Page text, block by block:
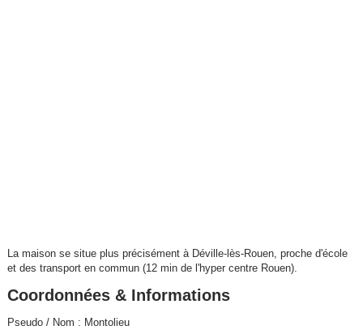
La maison se situe plus précisément à Déville-lès-Rouen, proche d'école
et des transport en commun (12 min de l'hyper centre Rouen).
Coordonnées & Informations
Pseudo / Nom : Montolieu